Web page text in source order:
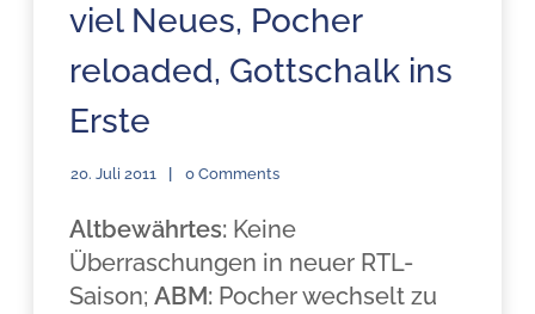
viel Neues, Pocher
reloaded, Gottschalk ins
Erste
20. Juli 2011 0 Comments
Altbewährtes: Keine
Überraschungen in neuer RTL-
Saison;ABM: Pocher wechselt zu